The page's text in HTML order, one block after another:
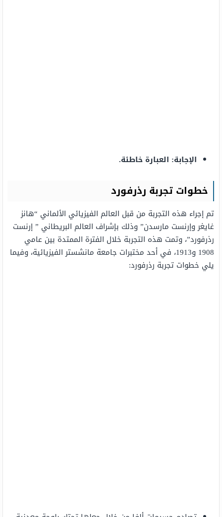
الإجابة: العبارة خاطئة.
خطوات تجربة رذرفورد
تم إجراء هذه التجربة من قبل العالم الفيزيائي الألماني “هانز
غايغر وإرنست مارسدن” وذلك بإشراف العالم البريطاني ” إرنست
رذرفورد”، وتمت هذه التجربة خلال الفترة الممتدة بين عامي
1908 و1913، في أحد مختبرات جامعة مانشستر الفيزيائية، وفيما
يلي خطوات تجربة رذرفورد: